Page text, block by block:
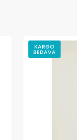
KARGO
BEDAVA